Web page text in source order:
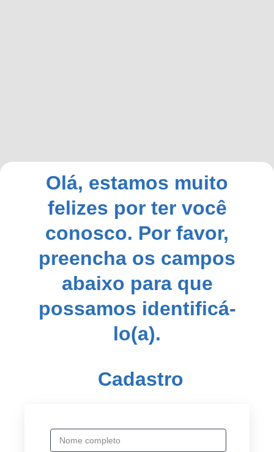
Olá, estamos muito
felizes por ter você
conosco. Por favor,
preencha os campos
abaixo para que
possamos identificá-
lo(a).
Cadastro